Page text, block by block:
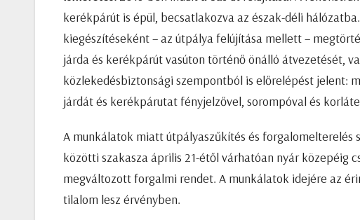
kerékpárút is épül, becsatlakozva az észak-déli
kiegészítéseként – az útpálya felújítása mellett –
járda és kerékpárút vasúton történő önálló átvezetését,
közlekedésbiztonsági szempontból is előrelépést jelent:
járdát és kerékpárutat fényjelzővel, sorompóval és
A munkálatok miatt útpályaszűkítés és forgalomelterelés
közötti szakasza április 21-étől várhatóan nyár közepéig
megváltozott forgalmi rendet. A munkálatok idejére az
tilalom lesz érvényben.